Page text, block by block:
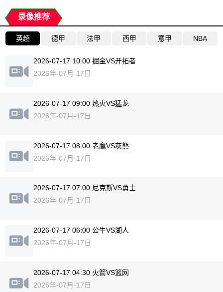
录像推荐
英超 德甲 法甲 西甲 意甲 NBA
2026-07-17 10:00 掘金VS开拓者
2026年-07月-17日
2026-07-17 09:00 热火VS猛龙
2026年-07月-17日
2026-07-17 08:00 老鹰VS灰熊
2026年-07月-17日
2026-07-17 07:00 尼克斯VS勇士
2026年-07月-17日
2026-07-17 06:00 公牛VS湖人
2026年-07月-17日
2026-07-17 04:30 火箭VS篮网
2026年-07月-17日